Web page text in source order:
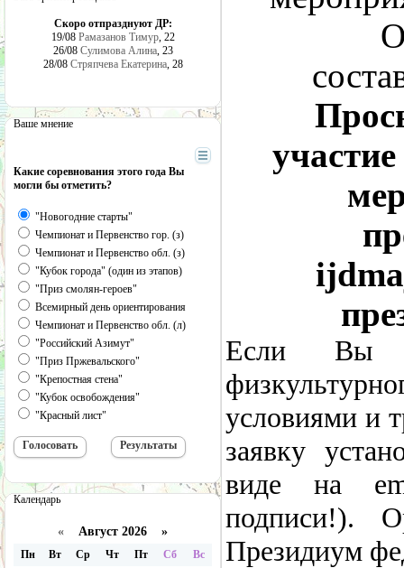
Скоро отпразднуют ДР:
19/08 Рамазанов Тимур, 22
26/08 Сулимова Алина, 23
28/08 Стряпчева Екатерина, 28
Ваше мнение
Какие соревнования этого года Вы
могли бы отметить?
"Новогодние старты"
Чемпионат и Первенство гор. (з)
Чемпионат и Первенство обл. (з)
"Кубок города" (один из этапов)
"Приз смолян-героев"
Всемирный день ориентирования
Чемпионат и Первенство обл. (л)
"Российский Азимут"
"Приз Пржевальского"
"Крепостная стена"
"Кубок освобождения"
"Красный лист"
Календарь
« Август 2026 »
Пн Вт Ср Чт Пт Сб
Вс
Если Вы
условиями и
заявку
виде на
подписи!).
Президиум